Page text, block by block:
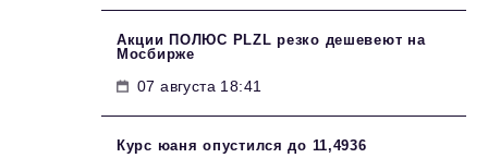
Акции ПОЛЮС PLZL резко дешевеют на
Мосбирже
07 августа 18:41
Курс юаня опустился до 11,4936